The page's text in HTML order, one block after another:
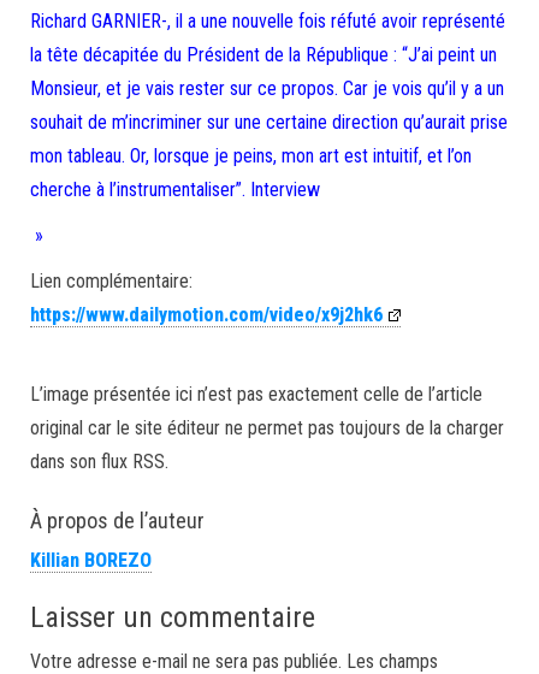
Richard GARNIER-, il a une nouvelle fois réfuté avoir représenté
la tête décapitée du Président de la République : “J’ai peint un
Monsieur, et je vais rester sur ce propos. Car je vois qu’il y a un
souhait de m’incriminer sur une certaine direction qu’aurait prise
mon tableau. Or, lorsque je peins, mon art est intuitif, et l’on
cherche à l’instrumentaliser”. Interview
»
Lien complémentaire:
https://www.dailymotion.com/video/x9j2hk6
L’image présentée ici n’est pas exactement celle de l’article
original car le site éditeur ne permet pas toujours de la charger
dans son flux RSS.
À propos de l’auteur
Killian BOREZO
Laisser un commentaire
Votre adresse e-mail ne sera pas publiée. Les champs